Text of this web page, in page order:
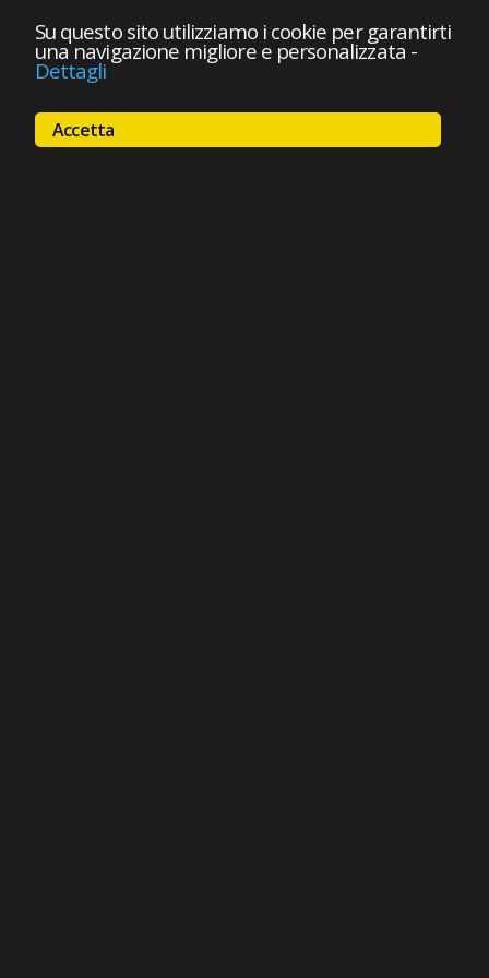
Su questo sito utilizziamo i cookie per garantirti
una navigazione migliore e personalizzata -
Dettagli
Accetta